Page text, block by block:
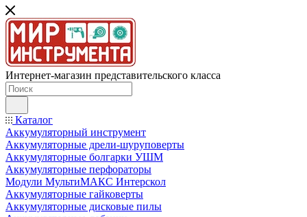
Интернет-магазин представительского класса
Каталог
Аккумуляторный инструмент
Аккумуляторные дрели-шуруповерты
Аккумуляторные болгарки УШМ
Аккумуляторные перфораторы
Модули МультиМАКС Интерскол
Аккумуляторные гайковерты
Аккумуляторные дисковые пилы